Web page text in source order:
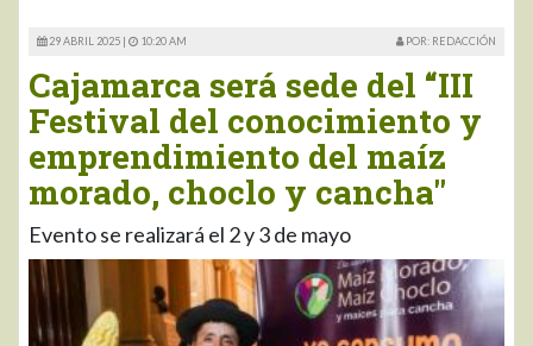
29 ABRIL 2025 | 10:20 AM POR: REDACCIÓN
Cajamarca será sede del “III
Festival del conocimiento y
emprendimiento del maíz
morado, choclo y cancha"
Evento se realizará el 2 y 3 de mayo